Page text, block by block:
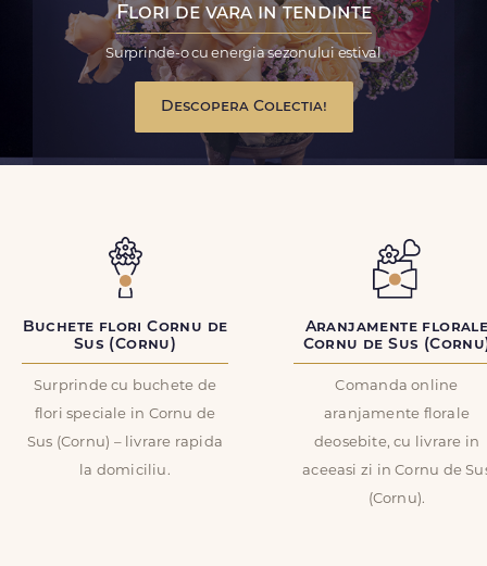
Flori de vara in tendinte
Surprinde-o cu energia sezonului estival
Descopera Colectia!
Buchete flori Cornu de
Sus (Cornu)
Surprinde cu buchete de
flori speciale in Cornu de
Sus (Cornu) – livrare rapida
la domiciliu.
Aranjamente
Cornu de Sus
Comanda online
aranjamente florale
deosebite, cu livrare in
aceeasi zi in Cornu de
(Cornu).